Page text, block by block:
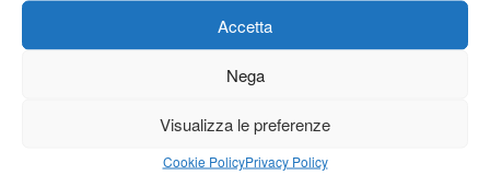
Accetta
Nega
Visualizza le preferenze
Cookie PolicyPrivacy Policy